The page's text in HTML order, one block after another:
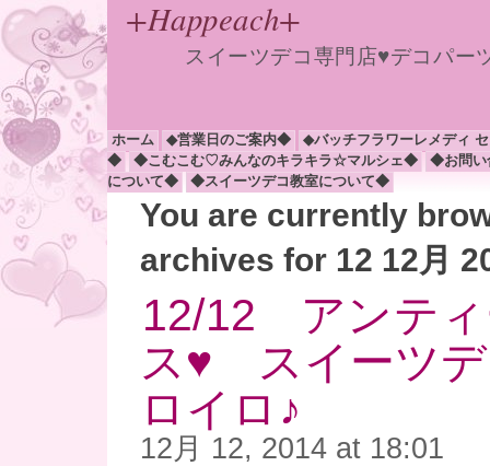
+Happeach+
スイーツデコ専門店♥デコパ
ホーム ◆営業日のご案内◆
◆バッチフラワーレメディ
◆
◆こむこむ♡みんなのキラキラ☆マルシェ◆
◆お問
について◆
◆スイーツデコ教室について◆
You are currently
archives for 12 12月
12/12 アンティ
ス♥ スイーツデ
ロイロ♪
12月 12, 2014 at 18:01